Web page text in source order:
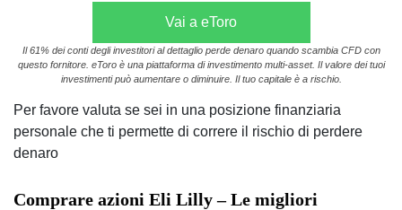
Vai a eToro
Il 61% dei conti degli investitori al dettaglio perde denaro quando scambia CFD con
questo fornitore. eToro è una piattaforma di investimento multi-asset. Il valore dei tuoi
investimenti può aumentare o diminuire. Il tuo capitale è a rischio.
Per favore valuta se sei in una posizione finanziaria
personale che ti permette di correre il rischio di perdere
denaro
Comprare azioni Eli Lilly – Le migliori